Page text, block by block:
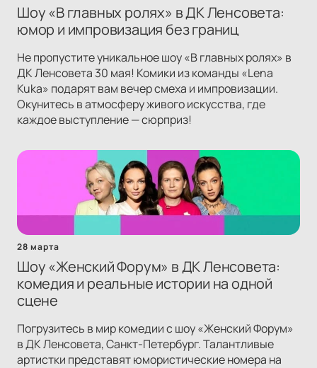
Шоу «В главных ролях» в ДК Ленсовета:
юмор и импровизация без границ
Не пропустите уникальное шоу «В главных ролях» в
ДК Ленсовета 30 мая! Комики из команды «Lena
Kuka» подарят вам вечер смеха и импровизации.
Окунитесь в атмосферу живого искусства, где
каждое выступление — сюрприз!
28 марта
Шоу «Женский Форум» в ДК Ленсовета:
комедия и реальные истории на одной
сцене
Погрузитесь в мир комедии с шоу «Женский Форум»
в ДК Ленсовета, Санкт-Петербург. Талантливые
артистки представят юмористические номера на